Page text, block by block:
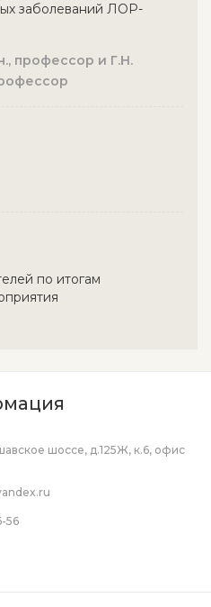
заболеваний ЛОР-
профессор и Г.Н.
по итогам
шоссе, д.125Ж, к.6, офис
56